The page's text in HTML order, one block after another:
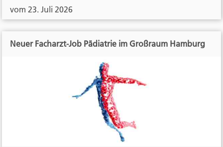
vom 23. Juli 2026
Neuer Facharzt-Job Pädiatrie im Großraum Hamburg